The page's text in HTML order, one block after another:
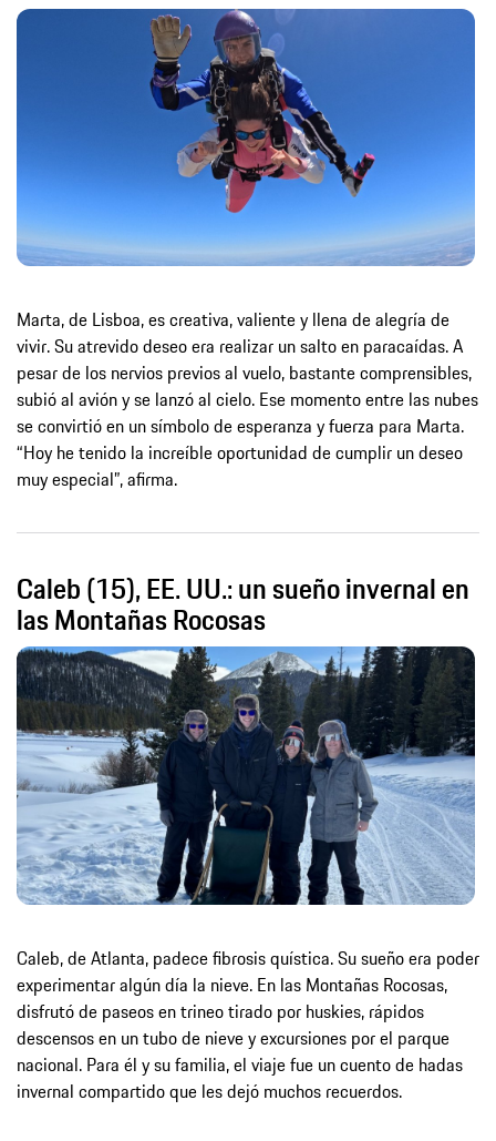
Marta, de Lisboa, es creativa, valiente y llena de alegría de
vivir. Su atrevido deseo era realizar un salto en paracaídas. A
pesar de los nervios previos al vuelo, bastante comprensibles,
subió al avión y se lanzó al cielo. Ese momento entre las nubes
se convirtió en un símbolo de esperanza y fuerza para Marta.
“Hoy he tenido la increíble oportunidad de cumplir un deseo
muy especial”, afirma.
Caleb (15), EE. UU.: un sueño invernal en
las Montañas Rocosas
Caleb, de Atlanta, padece fibrosis quística. Su sueño era poder
experimentar algún día la nieve. En las Montañas Rocosas,
disfrutó de paseos en trineo tirado por huskies, rápidos
descensos en un tubo de nieve y excursiones por el parque
nacional. Para él y su familia, el viaje fue un cuento de hadas
invernal compartido que les dejó muchos recuerdos.